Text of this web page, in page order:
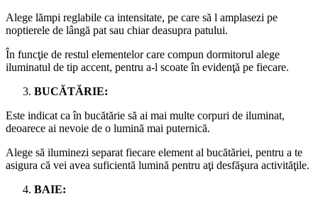
Alege lămpi reglabile ca intensitate, pe care să l amplasezi pe
noptierele de lângă pat sau chiar deasupra patului.
În funcţie de restul elementelor care compun dormitorul alege
iluminatul de tip accent, pentru a-l scoate în evidenţă pe fiecare.
BUCĂTĂRIE:
Este indicat ca în bucătărie să ai mai multe corpuri de iluminat,
deoarece ai nevoie de o lumină mai puternică.
Alege să iluminezi separat fiecare element al bucătăriei, pentru a te
asigura că vei avea suficientă lumină pentru aţi desfăşura activităţile.
BAIE: